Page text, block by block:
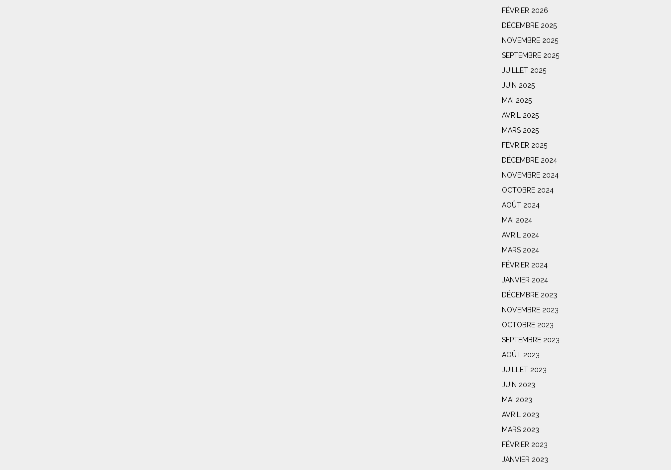
FÉVRIER 2026
DÉCEMBRE 2025
NOVEMBRE 2025
SEPTEMBRE 2025
JUILLET 2025
JUIN 2025
MAI 2025
AVRIL 2025
MARS 2025
FÉVRIER 2025
DÉCEMBRE 2024
NOVEMBRE 2024
OCTOBRE 2024
AOÛT 2024
MAI 2024
AVRIL 2024
MARS 2024
FÉVRIER 2024
JANVIER 2024
DÉCEMBRE 2023
NOVEMBRE 2023
OCTOBRE 2023
SEPTEMBRE 2023
AOÛT 2023
JUILLET 2023
JUIN 2023
MAI 2023
AVRIL 2023
MARS 2023
FÉVRIER 2023
JANVIER 2023